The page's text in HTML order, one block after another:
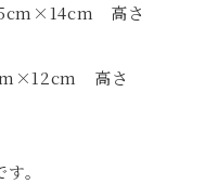
高さ
高さ
。